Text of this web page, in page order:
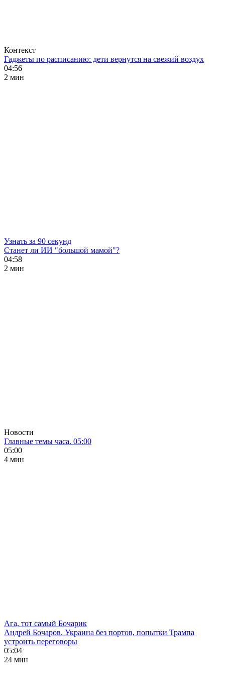
Контекст
Гаджеты по расписанию: дети вернутся на свежий воздух
04:56
2 мин
Узнать за 90 секунд
Станет ли ИИ "большой мамой"?
04:58
2 мин
Новости
Главные темы часа. 05:00
05:00
4 мин
Ага, тот самый Бочарик
Андрей Бочаров. Украина без портов, попытки Трампа
устроить переговоры
05:04
24 мин